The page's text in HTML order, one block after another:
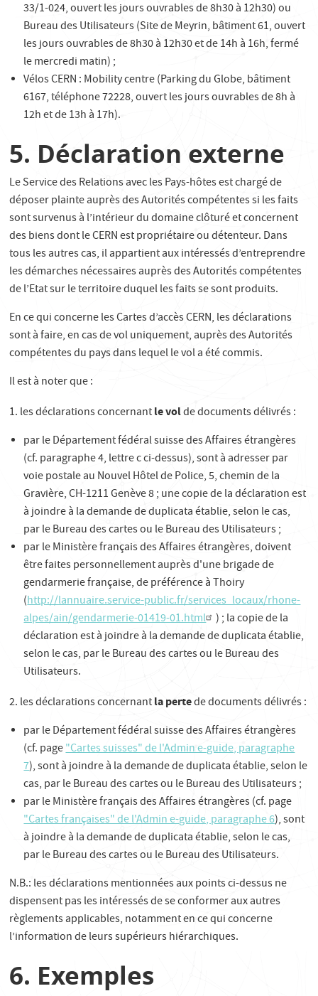
33/1-024, ouvert les jours ouvrables de 8h30 à 12h30) ou
Bureau des Utilisateurs (Site de Meyrin, bâtiment 61, ouvert
les jours ouvrables de 8h30 à 12h30 et de 14h à 16h, fermé
le mercredi matin) ;
Vélos CERN : Mobility centre (Parking du Globe, bâtiment
6167, téléphone 72228, ouvert les jours ouvrables de 8h à
12h et de 13h à 17h).
5. Déclaration externe
Le Service des Relations avec les Pays-hôtes est chargé de
déposer plainte auprès des Autorités compétentes si les faits
sont survenus à l’intérieur du domaine clôturé et concernent
des biens dont le CERN est propriétaire ou détenteur. Dans
tous les autres cas, il appartient aux intéressés d’entreprendre
les démarches nécessaires auprès des Autorités compétentes
de l’Etat sur le territoire duquel les faits se sont produits.
En ce qui concerne les Cartes d’accès CERN, les déclarations
sont à faire, en cas de vol uniquement, auprès des Autorités
compétentes du pays dans lequel le vol a été commis.
Il est à noter que :
1. les déclarations concernantle volde documents délivrés :
par le Département fédéral suisse des Affaires étrangères
(cf. paragraphe 4, lettre c ci-dessus), sont à adresser par
voie postale au Nouvel Hôtel de Police, 5, chemin de la
Gravière, CH-1211 Genève 8 ; une copie de la déclaration est
à joindre à la demande de duplicata établie, selon le cas,
par le Bureau des cartes ou le Bureau des Utilisateurs ;
par le Ministère français des Affaires étrangères, doivent
être faites personnellement auprès d'une brigade de
gendarmerie française, de préférence à Thoiry
(http://lannuaire.service-public.fr/services_locaux/rhone-
alpes/ain/gendarmerie-01419-01.html ) ; la copie de la
déclaration est à joindre à la demande de duplicata établie,
selon le cas, par le Bureau des cartes ou le Bureau des
Utilisateurs.
2. les déclarations concernantla pertede documents délivrés :
par le Département fédéral suisse des Affaires étrangères
(cf. page"Cartes suisses" de l'Admin e-guide, paragraphe
7), sont à joindre à la demande de duplicata établie, selon le
cas, par le Bureau des cartes ou le Bureau des Utilisateurs ;
par le Ministère français des Affaires étrangères (cf. page
"Cartes françaises" de l'Admin e-guide, paragraphe 6), sont
à joindre à la demande de duplicata établie, selon le cas,
par le Bureau des cartes ou le Bureau des Utilisateurs.
N.B.: les déclarations mentionnées aux points ci-dessus ne
dispensent pas les intéressés de se conformer aux autres
règlements applicables, notamment en ce qui concerne
l’information de leurs supérieurs hiérarchiques.
6. Exemples